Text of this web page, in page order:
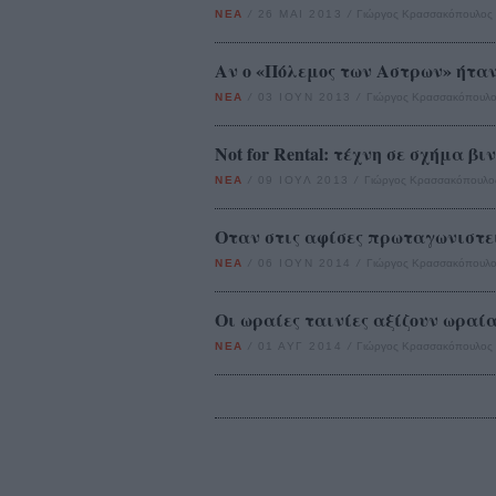
ΝΕΑ 26 ΜΑΙ 2013 Γιώργος Κρασσακόπουλος
Αν ο «Πόλεμος των Αστρων»
ΝΕΑ 03 ΙΟΥΝ 2013 Γιώργος Κρασσακόπουλος
Not for Rental: τέχνη σε σχήμα
ΝΕΑ 09 ΙΟΥΛ 2013 Γιώργος Κρασσακόπουλος
Οταν στις αφίσες
ΝΕΑ 06 ΙΟΥΝ 2014 Γιώργος Κρασσακόπουλος
Οι ωραίες ταινίες αξίζουν
ΝΕΑ 01 ΑΥΓ 2014 Γιώργος Κρασσακόπουλος